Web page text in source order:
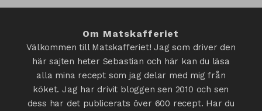
Om Matskafferiet
Välkommen till Matskafferiet! Jag som driver den
här sajten heter Sebastian och här kan du läsa
alla mina recept som jag delar med mig från
köket. Jag har drivit bloggen sen 2010 och sen
dess har det publicerats över 600 recept. Har du